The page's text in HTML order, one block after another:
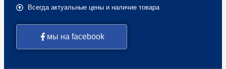
Всегда актуальные цены и наличие товара
мы на facebook